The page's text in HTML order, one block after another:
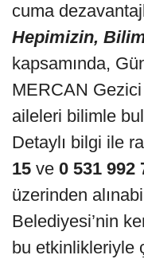
cuma
Hepimizin,
kapsamında,
MERCAN
aileleri bilimle
Detaylı bilgi ile
15 ve 0 531 992
üzerinden
Belediyesi’nin
bu etkinlikleriyle